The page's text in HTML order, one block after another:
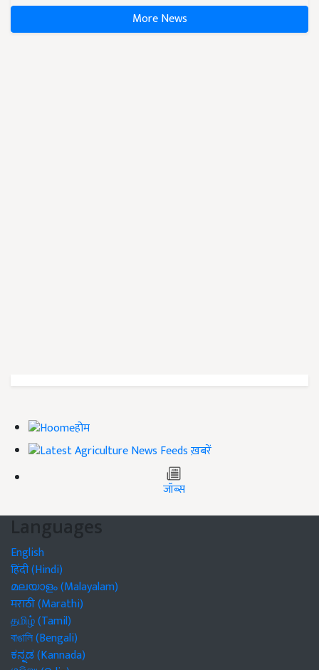
More News
होम
ख़बरें
जॉब्स
Languages
English
हिंदी (Hindi)
മലയാളം (Malayalam)
मराठी (Marathi)
தமிழ் (Tamil)
বাঙালি (Bengali)
ಕನ್ನಡ (Kannada)